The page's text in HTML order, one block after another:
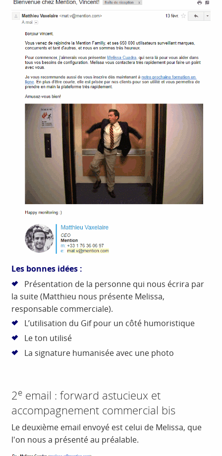
Les bonnes idées :
Présentation de la personne qui nous écrira par
la suite (Matthieu nous présente Melissa,
responsable commerciale).
L’utilisation du Gif pour un côté humoristique
Le ton utilisé
La signature humanisée avec une photo
2e email : forward astucieux et
accompagnement commercial bis
Le deuxième email envoyé est celui de Melissa, que
l'on nous a présenté au préalable.